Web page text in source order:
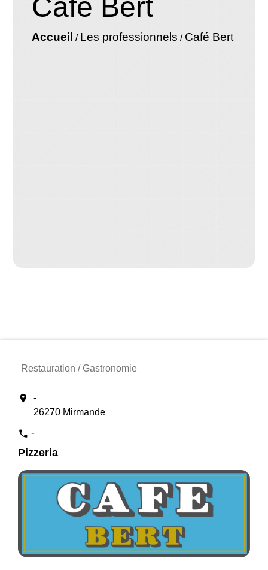
Café Bert
Accueil / Les professionnels / Café Bert
Restauration / Gastronomie
location_on
-
26270 Mirmande
phone -
Pizzeria